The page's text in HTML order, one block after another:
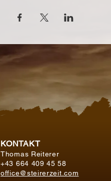
KONTAKT
Thomas Reiterer
+43 664 409 45 58
office@steirerzeit.com